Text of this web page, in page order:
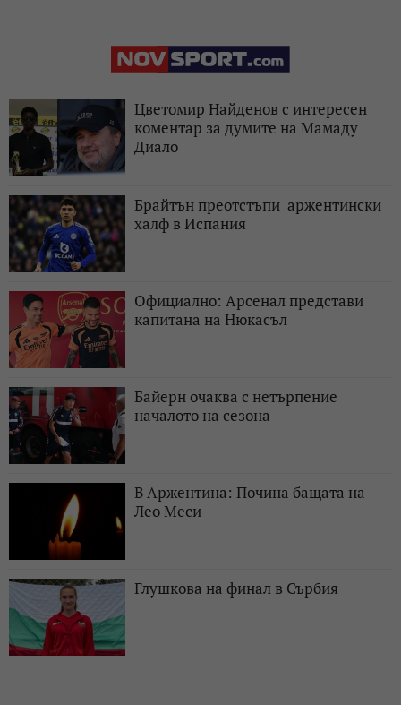
Цветомир Найденов с интересен
коментар за думите на Мамаду
Диало
Брайтън преотстъпи аржентински
халф в Испания
Официално: Арсенал представи
капитана на Нюкасъл
Байерн очаква с нетърпение
началото на сезона
В Аржентина: Почина бащата на
Лео Меси
Глушкова на финал в Сърбия